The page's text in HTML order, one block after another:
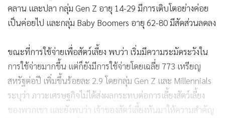
คลาน และปลา กลุ่ม Gen Z อายุ 14-29 มีการเติบโตอย่างค่อย
เป็นค่อยไป และกลุ่ม Baby Boomers อายุ 62-80 มีสัดส่วนลดลง
ขณะที่การใช้จ่ายเพื่อสัตว์เลี้ยง พบว่า เริ่มมีความระมัดระวังใน
การใช้จ่ายมากขึ้น แต่ก็ยังมีการใช้จ่ายโดยเฉลี่ย 773 เหรียญ
สหรัฐต่อปี เพิ่มขึ้นร้อยละ 2.9 โดยกลุ่ม Gen Z และ Millennials
ระบุว่า ภาวะเศรษฐกิจไม่ได้ส่งผลกระทบต่อการเลี้ยงสัตว์เลี้ยง
ของพวกเขา และยังพบว่า เจ้าของสัตว์เลี้ยงหันมาให้ความสำคัญ